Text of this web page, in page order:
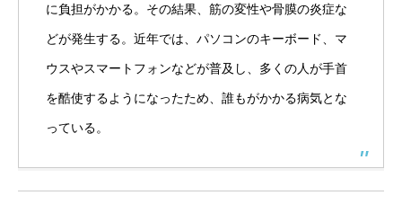
に負担がかかる。その結果、筋の変性や骨膜の炎症な
どが発生する。近年では、パソコンのキーボード、マ
ウスやスマートフォンなどが普及し、多くの人が手首
を酷使するようになったため、誰もがかかる病気とな
っている。